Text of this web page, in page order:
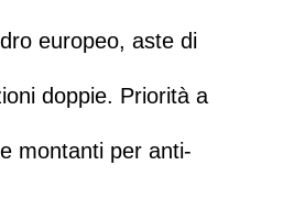
europeo, aste di
doppie. Priorità a
e montanti per anti-